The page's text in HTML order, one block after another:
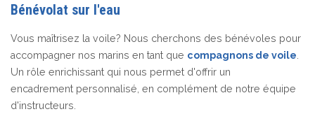
Bénévolat sur l'eau
Vous maîtrisez la voile? Nous cherchons des bénévoles pour
accompagner nos marins en tant que compagnons de voile
Un rôle enrichissant qui nous permet d'offrir un
encadrement personnalisé, en complément de notre équipe
d'instructeurs.